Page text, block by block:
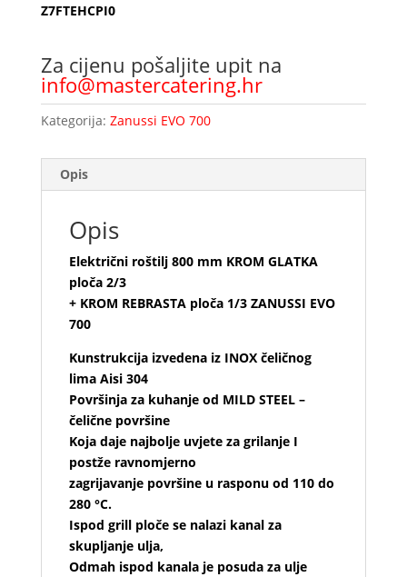
Z7FTEHCPI0
Za cijenu pošaljite upit na
info@mastercatering.hr
Kategorija: Zanussi EVO 700
Opis
Opis
Električni roštilj 800 mm KROM GLATKA
ploča 2/3
+ KROM REBRASTA ploča 1/3 ZANUSSI EVO
700
Kunstrukcija izvedena iz INOX čeličnog
lima Aisi 304
Površinja za kuhanje od MILD STEEL –
čelične površine
Koja daje najbolje uvjete za grilanje I
postže ravnomjerno
zagrijavanje površine u rasponu od 110 do
280 °C.
Ispod grill ploče se nalazi kanal za
skupljanje ulja,
Odmah ispod kanala je posuda za ulje